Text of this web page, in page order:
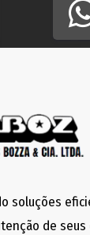
soluções
de